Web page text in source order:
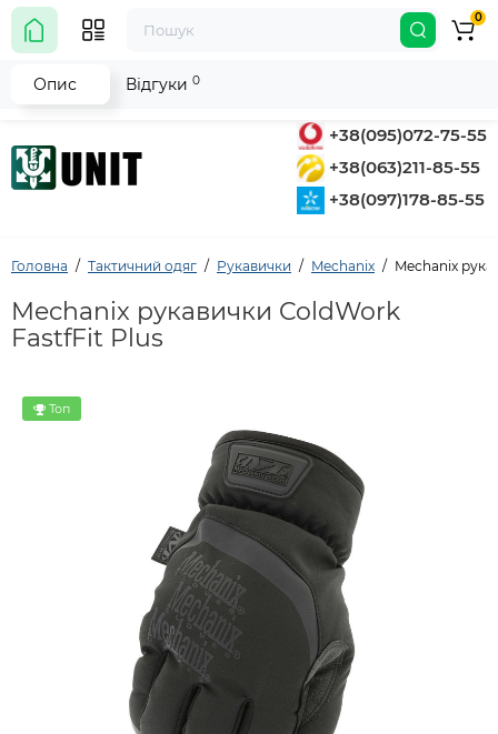
+38(095)072-75-55
+38(063)211-85-55
+38(097)178-85-55
0
Головна Тактичний одяг Рукавички Mechanix Mechanix
Mechanix рукавички ColdWork
FastfFit Plus
Топ
Опис Відгуки 0